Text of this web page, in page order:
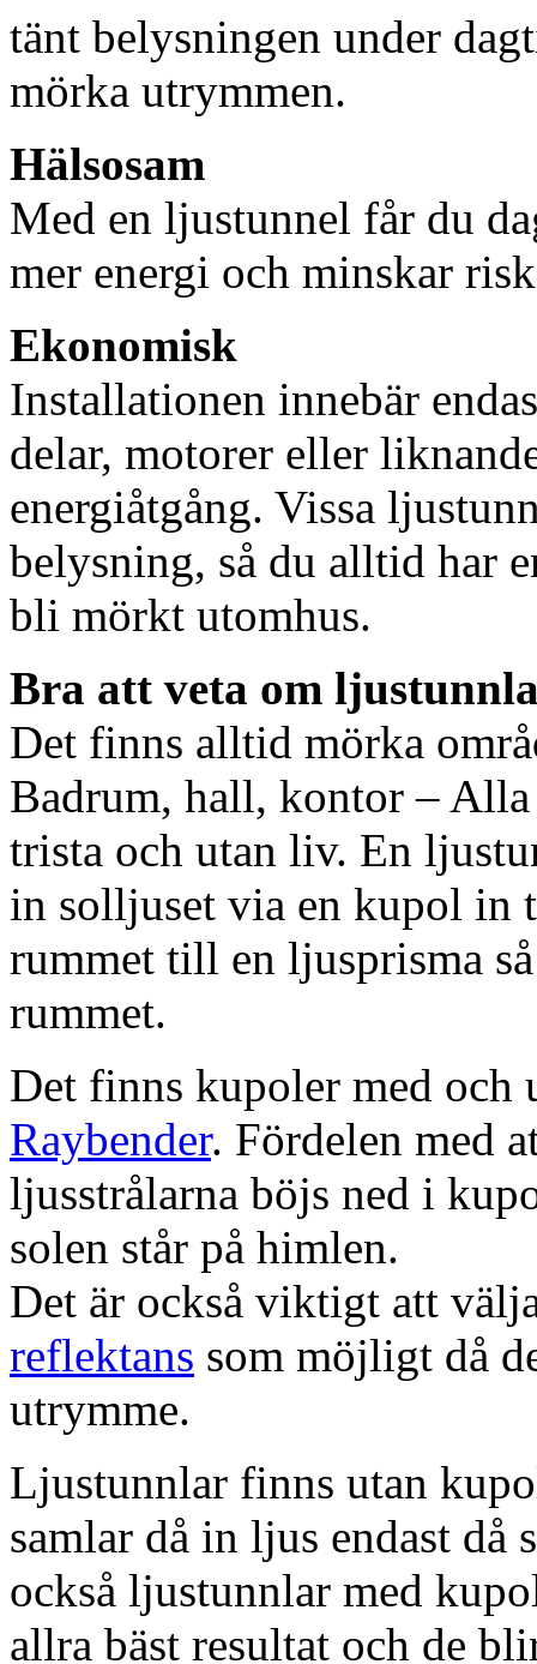
tänt belysningen under
mörka utrymmen.
Hälsosam
Med en ljustunnel får du
mer energi och minskar
Ekonomisk
Installationen innebär
delar, motorer eller
energiåtgång. Vissa
belysning, så du alltid har
bli mörkt utomhus.
Bra att veta om
Det finns alltid mörka
Badrum, hall, kontor – Alla
trista och utan liv. En
in solljuset via en kupol in
rummet till en ljusprisma
rummet.
Det finns kupoler med och
Raybender. Fördelen med
ljusstrålarna böjs ned i
solen står på himlen.
Det är också viktigt att
reflektans som möjligt då
utrymme.
Ljustunnlar finns utan
samlar då in ljus endast då
också ljustunnlar med
allra bäst resultat och de